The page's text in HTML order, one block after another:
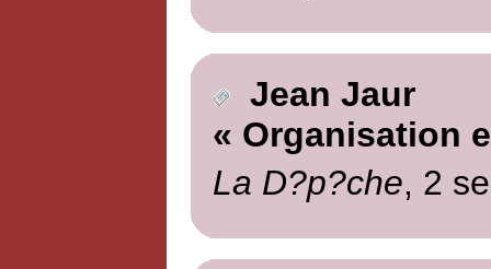
Jean Jaur
« Organisation
La D?p?che, 2